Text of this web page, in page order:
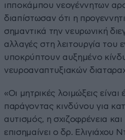
ιπποκάμπου νεογέννητων
διαπίστωσαν ότι η
σημαντικά την νευρωνική
αλλαγές στη λειτουργία του
υποκρύπτουν αυξημένο
νευροαναπτυξιακών
«Οι μητρικές λοιμώξεις
παράγοντας κινδύνου για
αυτισμός, η σχιζοφρένεια
επισημαίνει ο δρ. Ελιγιάχου